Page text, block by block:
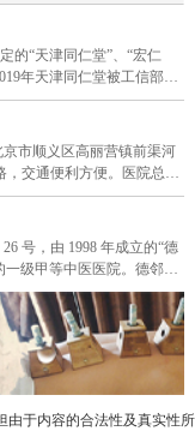
更快乐”作为集团的使命。
院越开越多，患者却也越来
人得癌症都是新闻，现在
是新闻，问题出在哪里呢？
？除了开门诊医院治病外，
盛董事长到很多国家实地考
少，侯昌盛董事长发现国
有限公司，2024年6月顺利
为北京同仁堂医养投资股
，同仁堂医养公司始终坚
大健康领域，以历史悠久
以坚实的产业基础为支撑，
盖“连锁医院、基层连锁医
级诊疗服务网络，为客户
，构建“中医+”特色服务体
于成为国内领先的医养健康
的“天津同仁堂”、“宏仁
年天津同仁堂被工信部评
。天津同仁堂坚持传承精
进的研究方法相结合，坚
疾病、心脑血管疾病、周
名方的研究开发,已构建了
中心”和“天津市中药固体
项目入选国家科技重大专
市顺义区高丽营镇前渠河
，交通便利方便。医院总占
逾7000平方米左右，计划
健、社区卫生服务于一体
技术人员120人,占职工人员
医药为主，借助现代医学诊
正华大师；国医大师石学
医大师唐祖宣、孙光荣；
医药大学博士生导师张炳
位全国名中医药专家做顾
科；妇科专业/医学检验科/
；儿科专业；皮肤科专
学科专业；急诊科专业/中
号，由 1998 年成立的“德
级甲等中医医院。德邻中
称“德邻”亦由此而来。医院
8 间，并附中草药房及放射
推拿、中医外科等专诊，
室等相关医学诊断治疗科
老专家、老教授在此应
年来，诊治了大量患者，
到了积极的作用。我院所
由于内容的合法性及真实性所